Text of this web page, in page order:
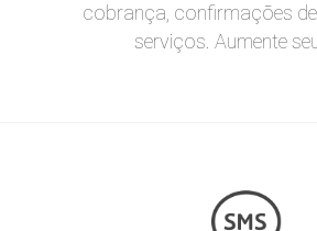
cobrança, confirmações
serviços. Aumente